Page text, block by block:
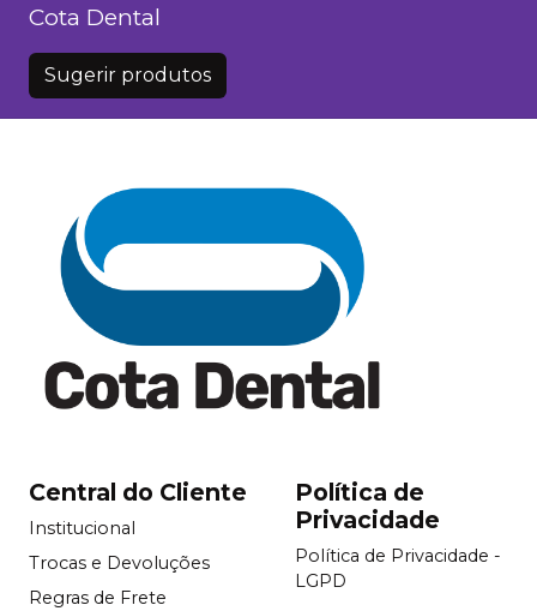
Cota Dental
Sugerir produtos
Central do Cliente
Institucional
Trocas e Devoluções
Regras de Frete
Política de
Privacidade
Política de Privacidade -
LGPD